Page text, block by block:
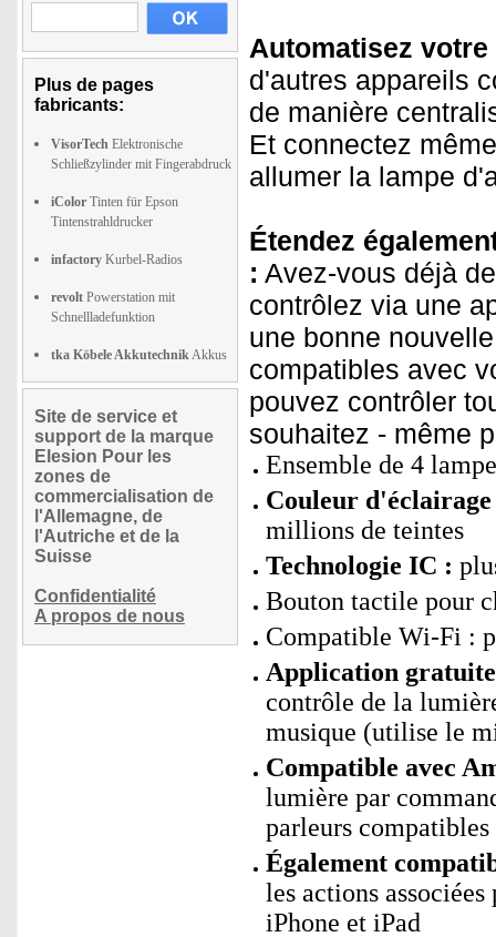
Plus de pages
fabricants:
VisorTech Elektronische
Schließzylinder mit Fingerabdruck
iColor Tinten für Epson
Tintenstrahldrucker
infactory Kurbel-Radios
revolt Powerstation mit
Schnellladefunktion
tka Köbele AkkutechnikAkkus
Site de service et
support de la marque
Elesion Pour les
zones de
commercialisation de
l'Allemagne, de
l'Autriche et de la
Suisse
Confidentialité
A propos de nous
Automatisez
d'autres appareils
de manière
Et connectez
allumer la lampe
Étendez
: Avez-vous déjà
contrôlez via une
une bonne
compatibles avec
pouvez contrôler
souhaitez - même
Ensemble de 4
Couleur
millions de teintes
Technologie IC :
Bouton tactile pour
Compatible Wi-Fi :
Application
contrôle de la
musique (utilise le
Compatible avec
lumière par
parleurs compatibles
Également
les actions
iPhone et iPad